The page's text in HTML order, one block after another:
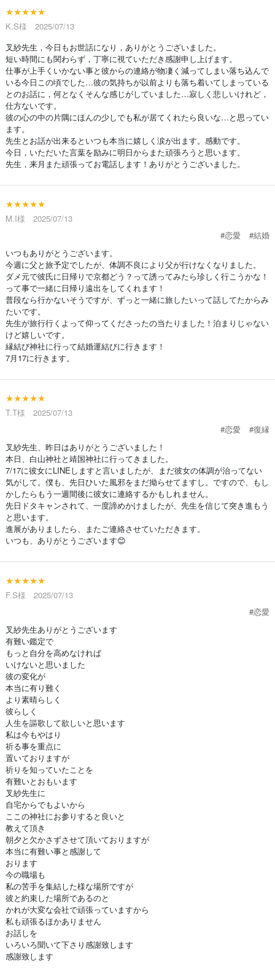
★★★★★
K.S様 2025/07/13
叉紗先生，今日もお世話になり，ありがとうございました。
短い時間にも関わらず，丁寧に視ていただき感謝申し上げます。
仕事が上手くいかない事と彼からの連絡が物凄く減ってしまい落ち込んで
いる今日この頃でした…彼の気持ちが以前よりも落ち着いてしまっている
とのお話に，何となくそんな感じがしていました…寂しく悲しいけれど，
仕方ないです。
彼の心の中の片隅にほんの少しでも私が居てくれたら良いな…と思ってい
ます。
先生とお話が出来るといつも本当に嬉しく涙が出ます。感動です。
今日，いただいた言葉を励みに明日からまた頑張ろうと思います。
先生，来月また頑張ってお電話します！ありがとうございました。
★★★★★
M.I様 2025/07/13
#恋愛
#結婚
いつもありがとうございます。
今週に父と旅予定でしたが、体調不良により父が行けなくなりました。
ダメ元で彼氏に日帰りで京都どう？って誘ってみたら珍しく行こうかな！
って事で一緒に日帰り遠出をしてくれます！
普段なら行かないそうですが、ずっと一緒に旅したいって話してたからみ
たいです。
先生が旅行行くよって仰ってくださったの当たりました！泊まりじゃない
けど嬉しいです。
縁結び神社に行って結婚運結びに行きます！
7月17に行きます。
★★★★★
T.T様 2025/07/13
#恋愛
#復縁
叉紗先生、昨日はありがとうございました！
本日、白山神社と靖国神社に行ってきました。
7/17に彼女にLINEしますと言いましたが、まだ彼女の体調が治ってない
気がして。僕も、先日ひいた風邪をまだ拗らせてますし。ですので、もし
かしたらもう一週間後に彼女に連絡するかもしれません。
先日ドタキャンされて、一度諦めかけましたが、先生を信じて突き進もう
と思います。
進展がありましたら、またご連絡させていただきます。
いつも、ありがとうございます😊
★★★★★
F.S様 2025/07/13
#恋愛
叉紗先生ありがとうございます
有難い鑑定で
もっと自分を高めなければ
いけないと思いました
彼の変化が
本当に有り難く
より素晴らしく
彼らしく
人生を謳歌して欲しいと思います
私は今もやはり
祈る事を重点に
置いておりますが
祈りを知っていたことを
有難いとおもいます
叉紗先生に
自宅からでもよいから
ここの神社にお参りすると良いと
教えて頂き
朝夕と欠かさずさせて頂いておりますが
本当に有難い事と感謝して
おります
今の職場も
私の苦手を集結した様な場所ですが
彼と約束した場所であるのと
かれが大変な会社で頑張っていますから
私も頑張るほかありません
お話しを
いろいろ聞いて下さり感謝致します
感謝致します